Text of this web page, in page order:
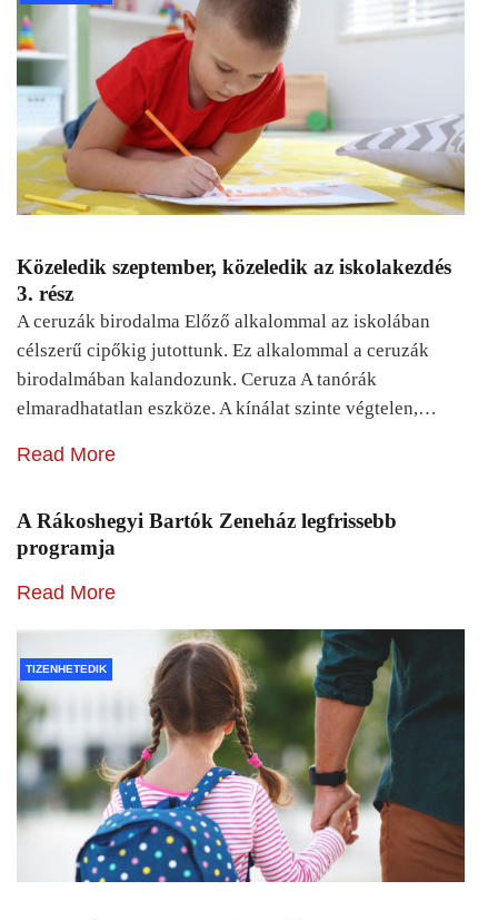
Közeledik szeptember, közeledik az iskolakezdés
3. rész
A ceruzák birodalma Előző alkalommal az iskolában
célszerű cipőkig jutottunk. Ez alkalommal a ceruzák
birodalmában kalandozunk. Ceruza A tanórák
elmaradhatatlan eszköze. A kínálat szinte végtelen,…
Read More
A Rákoshegyi Bartók Zeneház legfrissebb
programja
Read More
TIZENHETEDIK